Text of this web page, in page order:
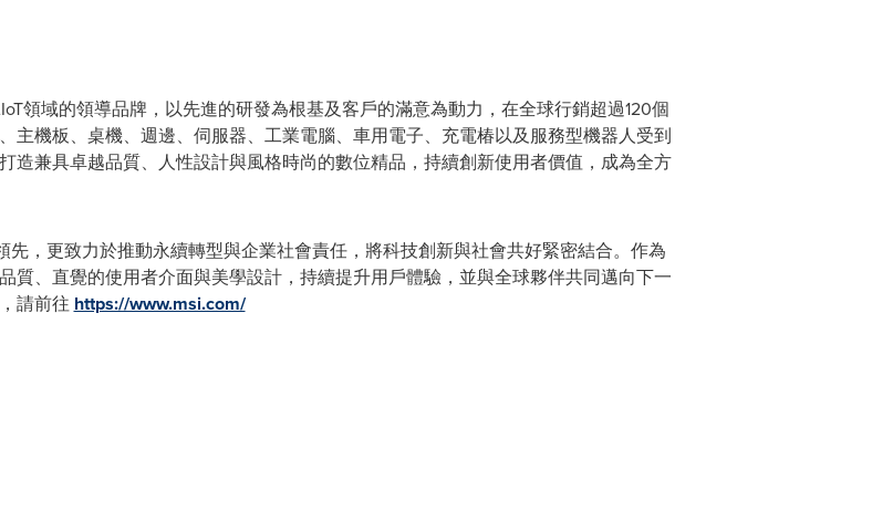
領域的領導品牌，以先進的研發為根基及客戶的滿意為動力，在全球行銷超過120個
主機板、桌機、週邊、伺服器、工業電腦、車用電子、充電椿以及服務型機器人受到
造兼具卓越品質、人性設計與風格時尚的數位精品，持續創新使用者價值，成為全方
，更致力於推動永續轉型與企業社會責任，將科技創新與社會共好緊密結合。作為
質、直覺的使用者介面與美學設計，持續提升用戶體驗，並與全球夥伴共同邁向下一
請前往 https://www.msi.com/